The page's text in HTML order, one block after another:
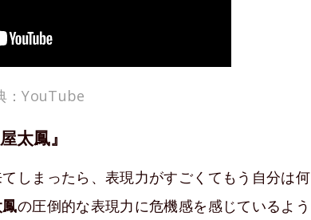
：YouTube
太鳳』
しまったら、表現力がすごくてもう自分は何
の圧倒的な表現力に危機感を感じているよう